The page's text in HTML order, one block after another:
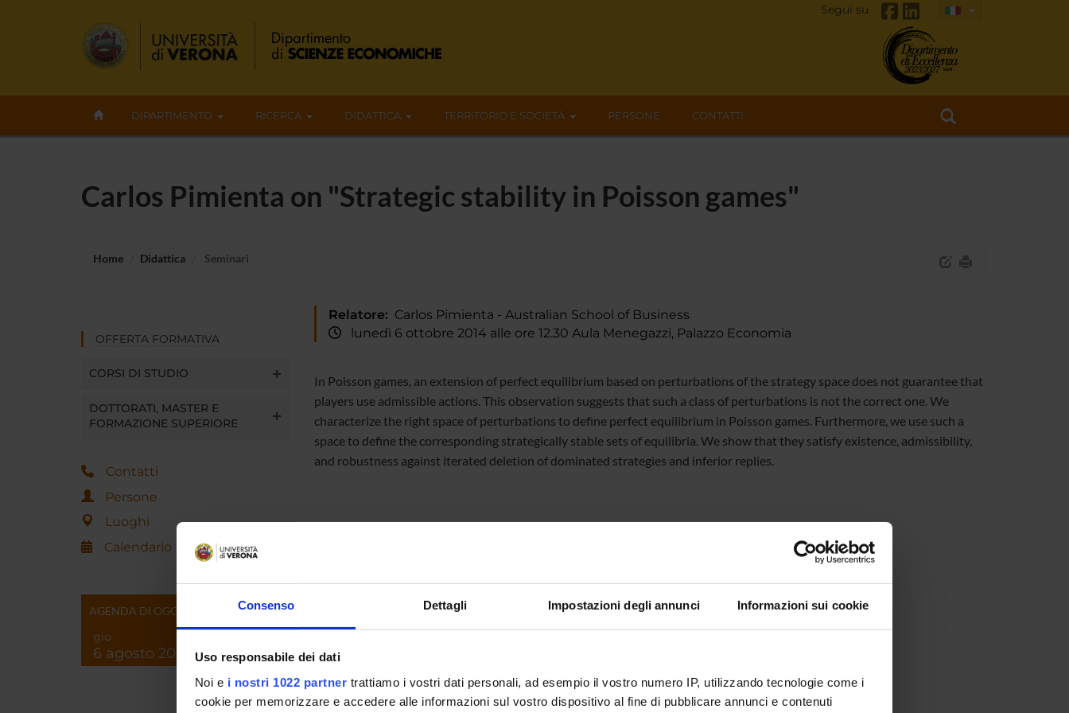
Consenso Dettagli Impostazioni degli annunci Informazioni sui cookie
Uso responsabile dei dati
Noi e i nostri 1022 partner trattiamo i vostri dati personali, ad esempio il vostro numero IP, utilizzando tecnologie come i
cookie per memorizzare e accedere alle informazioni sul vostro dispositivo al fine di pubblicare annunci e contenuti
Segui su
DIPARTIMENTO RICERCA DIDATTICA TERRITORIO E SOCIETÀ PERSONE CONTATTI
Carlos Pimienta on "Strategic stability in Poisson games"
Home Didattica Seminari
OFFERTA FORMATIVA
CORSI DI STUDIO
DOTTORATI, MASTER E
FORMAZIONE SUPERIORE
Contatti
Persone
Luoghi
Calendario
AGENDA DI OGGI
gio
6 agosto 2026
Relatore: Carlos Pimienta - Australian School of Business
lunedì 6 ottobre 2014 alle ore 12.30 Aula Menegazzi, Palazzo Economia
In Poisson games, an extension of perfect equilibrium based on perturbations of the strategy space does not guarantee that
players use admissible actions. This observation suggests that such a class of perturbations is not the correct one. We
characterize the right space of perturbations to define perfect equilibrium in Poisson games. Furthermore, we use such a
space to define the corresponding strategically stable sets of equilibria. We show that they satisfy existence, admissibility,
and robustness against iterated deletion of dominated strategies and inferior replies.
2 settembre 2014